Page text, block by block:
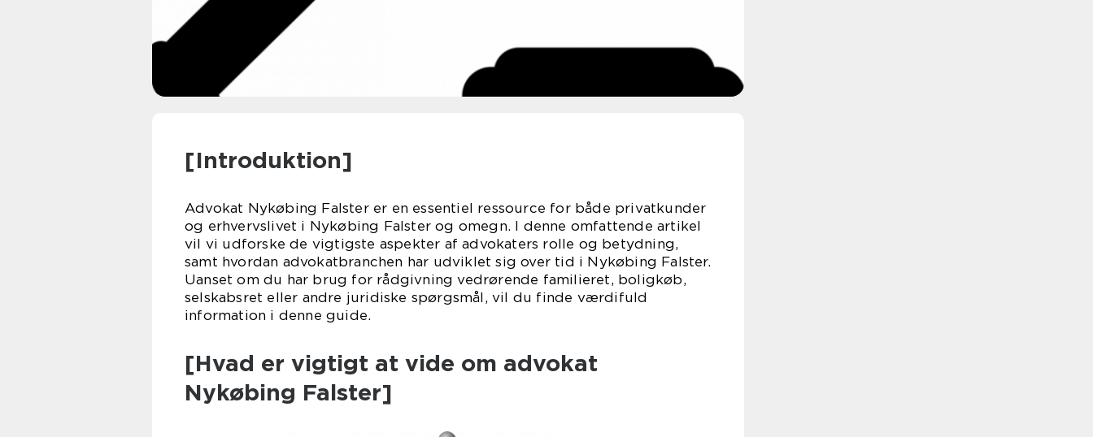
[Introduktion]
Advokat Nykøbing Falster er en essentiel ressource for både privatkunder
og erhvervslivet i Nykøbing Falster og omegn. I denne omfattende artikel
vil vi udforske de vigtigste aspekter af advokaters rolle og betydning,
samt hvordan advokatbranchen har udviklet sig over tid i Nykøbing Falster.
Uanset om du har brug for rådgivning vedrørende familieret, boligkøb,
selskabsret eller andre juridiske spørgsmål, vil du finde værdifuld
information i denne guide.
[Hvad er vigtigt at vide om advokat
Nykøbing Falster]